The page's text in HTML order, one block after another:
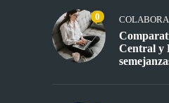
0
Central y